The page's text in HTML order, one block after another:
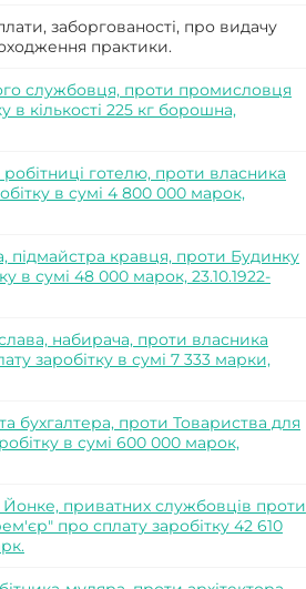
заборгованості, про видачу
практики.
службовця, проти промисловця
в кількості 225 кг борошна,
готелю, проти власника
в сумі 4 800 000 марок,
кравця, проти Будинку
в сумі 48 000 марок, 23.10.1922-
набирача, проти власника
заробітку в сумі 7 333 марки,
бухгалтера, проти Товариства для
в сумі 600 000 марок,
приватних службовців проти
про сплату заробітку 42 610